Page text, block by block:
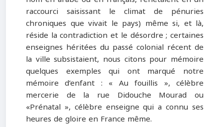
raccourci saisissant le climat de pénuries
chroniques que vivait le pays) même si, et là,
réside la contradiction et le désordre ; certaines
enseignes héritées du passé colonial récent de
la ville subsistaient, nous citons pour mémoire
quelques exemples qui ont marqué notre
mémoire d’enfant : « Au fouillis », célèbre
mercerie de la rue Didouche Mourad ou
«Prénatal », célèbre enseigne qui a connu ses
heures de gloire en France même.